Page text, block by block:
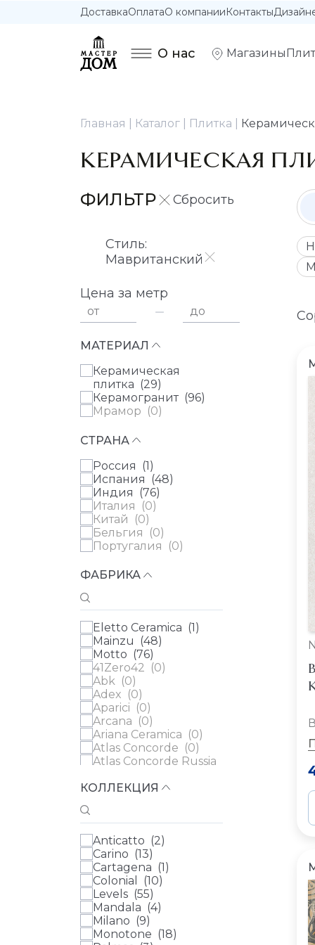
ДоставкаОплатаО компанииКонтакты
О нас Магазины
Главная Каталог Плитка
КЕРАМИЧЕСКАЯ
ФИЛЬТР
Стиль:
Мавританский
Цена за метр
от до
МАТЕРИАЛ
Керамическая
плитка (29)
Керамогранит (96)
Мрамор (0)
СТРАНА
Россия (1)
Испания (48)
Индия (76)
Италия (0)
Китай (0)
Бельгия (0)
Португалия (0)
ФАБРИКА
Eletto Ceramica (1 )
Mainzu (48)
Motto (76)
41Zero42 (0)
Abk (0)
Adex (0)
Aparici (0)
Arcana (0)
Ariana Ceramica (0)
Atlas Concorde (0)
Atlas Concorde Russia
Ava (0)
Century ( 0)
Ceramica Ribesalbes
(0)
Ceramica Vilar Albaro
(0)
Cerdomus (
Cifre (0 )
Cir (0)
КОЛЛЕКЦИЯ
Anticatto (2)
Carino (13)
Cartagena (1)
Colonial (10)
Levels (55)
Mandala (4)
Milano (9)
Monotone (18)